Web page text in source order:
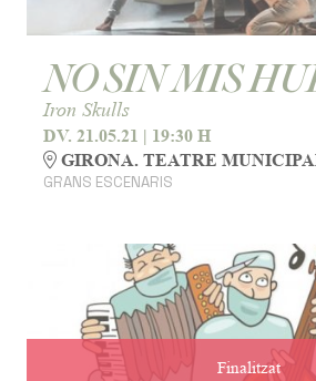
NO SIN MIS
Iron Skulls
DV. 21.05.21 | 19:30 H
GIRONA. TEATRE
GRANS ESCENARIS
Finalitzat